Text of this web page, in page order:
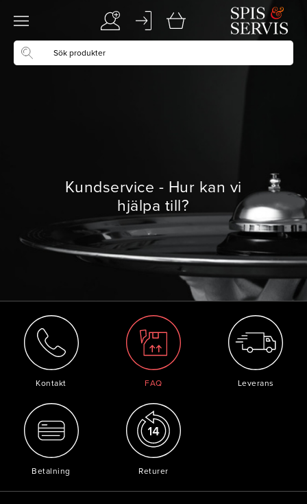
Kundservice - Hur kan vi
hjälpa till?
Kontakt FAQ Leverans
Betalning Returer